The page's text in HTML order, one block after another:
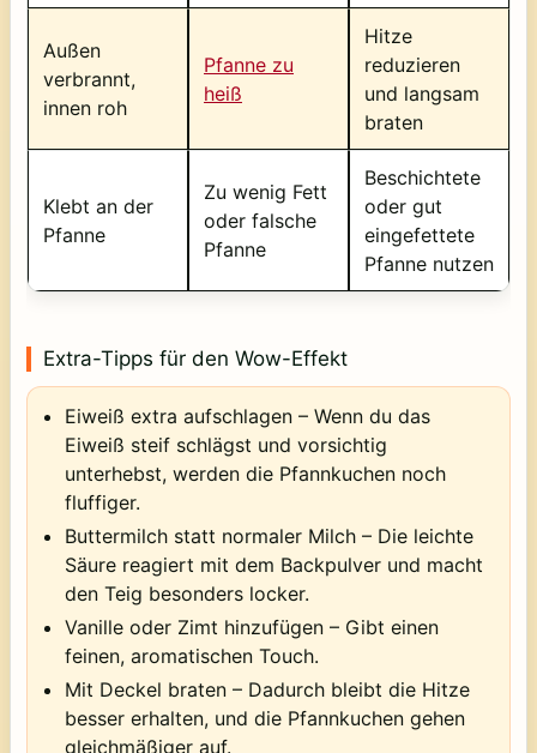
Außen
verbrannt,
innen roh
Pfanne zu
heiß
Hitze
reduzieren
und langsam
braten
Klebt an der
Pfanne
Zu wenig Fett
oder falsche
Pfanne
Beschichtete
oder gut
eingefettete
Pfanne nutzen
Extra-Tipps für den Wow-Effekt
Eiweiß extra aufschlagen – Wenn du das
Eiweiß steif schlägst und vorsichtig
unterhebst, werden die Pfannkuchen noch
fluffiger.
Buttermilch statt normaler Milch – Die leichte
Säure reagiert mit dem Backpulver und macht
den Teig besonders locker.
Vanille oder Zimt hinzufügen – Gibt einen
feinen, aromatischen Touch.
Mit Deckel braten – Dadurch bleibt die Hitze
besser erhalten, und die Pfannkuchen gehen
gleichmäßiger auf.